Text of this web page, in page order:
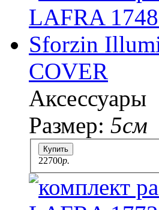
COVER
Аксессуары
Размер: 5см
Купить
22700p.